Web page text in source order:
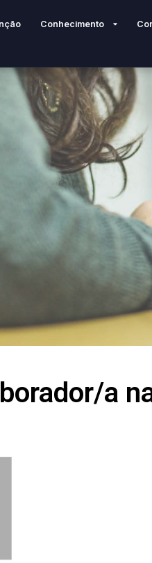
Conhecimento
a